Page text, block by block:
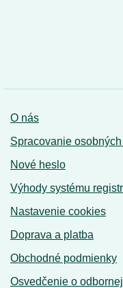
O nás
Spracovanie
Nové heslo
Výhody systému
Nastavenie cookies
Doprava a platba
Obchodné podmienky
Osvedčenie o